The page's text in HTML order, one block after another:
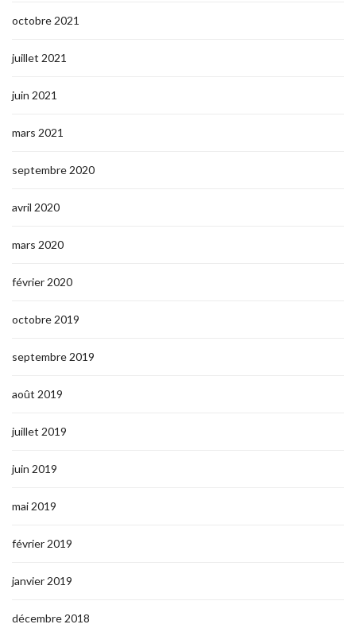
octobre 2021
juillet 2021
juin 2021
mars 2021
septembre 2020
avril 2020
mars 2020
février 2020
octobre 2019
septembre 2019
août 2019
juillet 2019
juin 2019
mai 2019
février 2019
janvier 2019
décembre 2018